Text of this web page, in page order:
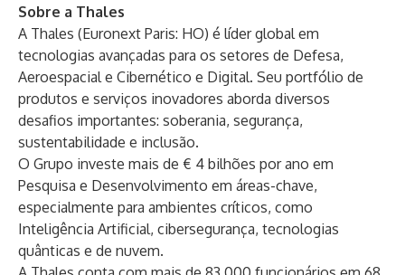
Sobre a Thales
A Thales (Euronext Paris: HO) é líder global em
tecnologias avançadas para os setores de Defesa,
Aeroespacial e Cibernético e Digital. Seu portfólio de
produtos e serviços inovadores aborda diversos
desafios importantes: soberania, segurança,
sustentabilidade e inclusão.
O Grupo investe mais de € 4 bilhões por ano em
Pesquisa e Desenvolvimento em áreas-chave,
especialmente para ambientes críticos, como
Inteligência Artificial, cibersegurança, tecnologias
quânticas e de nuvem.